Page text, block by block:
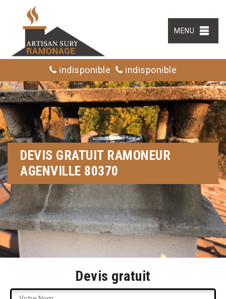
MENU
indisponible indisponible
DEVIS GRATUIT RAMONEUR
AGENVILLE 80370
Devis gratuit